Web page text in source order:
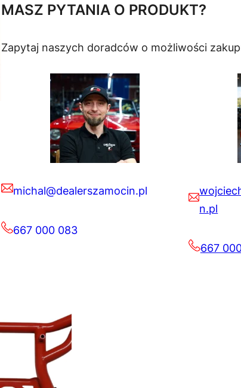
MASZ PYTANIA O PRODUKT?
Zapytaj naszych doradców o możliwości
michal@dealerszamocin.pl
667 000 083
n.pl
667